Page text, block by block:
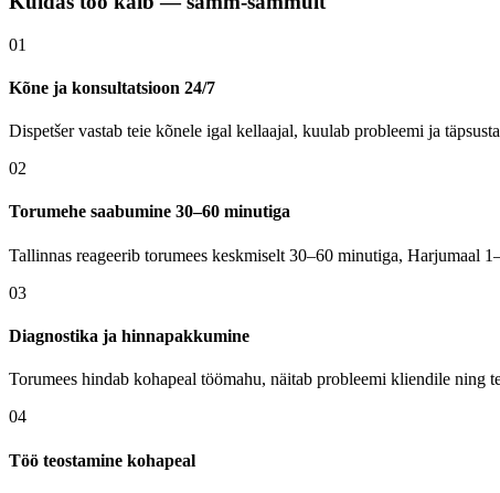
01
Kõne ja konsultatsioon 24/7
Dispetšer vastab teie kõnele igal kellaajal, kuulab probleemi ja
02
Torumehe saabumine 30–60 minutiga
Tallinnas reageerib torumees keskmiselt 30–60 minutiga, Harjumaal
03
Diagnostika ja hinnapakkumine
Torumees hindab kohapeal töömahu, näitab probleemi kliendile ning
04
Töö teostamine kohapeal